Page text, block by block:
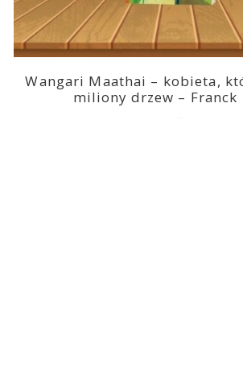
Wangari Maathai – kobieta,
miliony drzew – Franck